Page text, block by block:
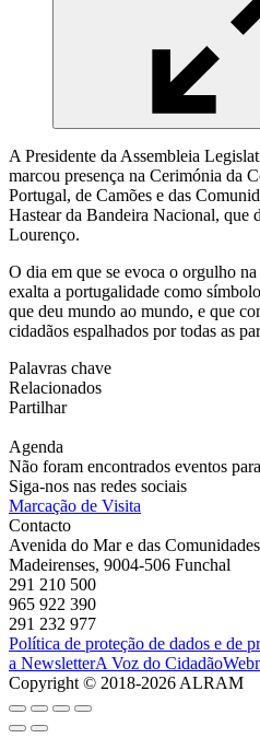
A Presidente da Assembleia
marcou presença na Cerimónia da
Portugal, de Camões e das
Hastear da Bandeira Nacional, que
Lourenço.
O dia em que se evoca o orgulho
exalta a portugalidade como
que deu mundo ao mundo, e que
cidadãos espalhados por todas as
Palavras chave
Relacionados
Partilhar
Agenda
Não foram encontrados eventos
Siga-nos nas redes sociais
Marcação de Visita
Contacto
Avenida do Mar e das Comunidades
Madeirenses, 9004-506 Funchal
291 210 500
965 922 390
291 232 977
Política de proteção de dados e de
a NewsletterA Voz do Cidadão
Copyright © 2018-2026 ALRAM